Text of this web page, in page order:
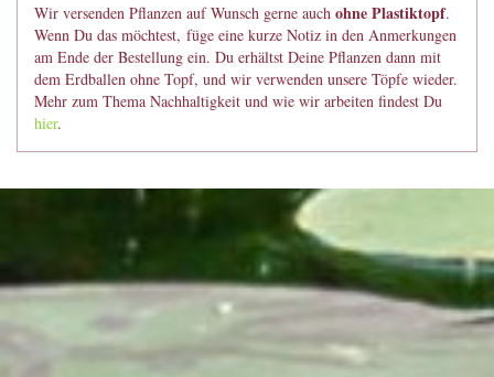
Wir versenden Pflanzen auf Wunsch gerne auch ohne Plastiktopf.
Wenn Du das möchtest, füge eine kurze Notiz in den Anmerkungen
am Ende der Bestellung ein. Du erhältst Deine Pflanzen dann mit
dem Erdballen ohne Topf, und wir verwenden unsere Töpfe wieder.
Mehr zum Thema Nachhaltigkeit und wie wir arbeiten findest Du
hier.